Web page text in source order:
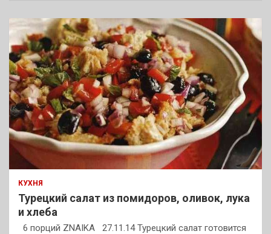
КУХНЯ
Турецкий салат из помидоров, оливок, лука
и хлеба
6 порций ZNAIKA 27.11.14 Турецкий салат готовится